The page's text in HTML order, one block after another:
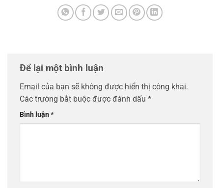
Để lại một bình luận
Email của bạn sẽ không được hiển thị công khai.
Các trường bắt buộc được đánh dấu *
Bình luận*